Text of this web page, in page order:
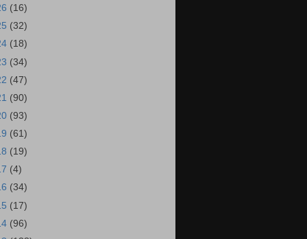
(16)
(32)
(18)
(34)
(47)
(90)
(93)
(61)
(19)
(4)
(34)
(17)
(96)